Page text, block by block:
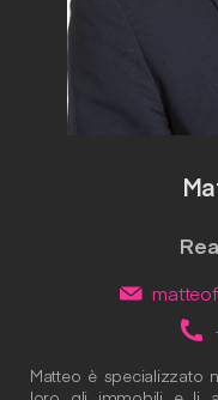
Matteo è specializzato